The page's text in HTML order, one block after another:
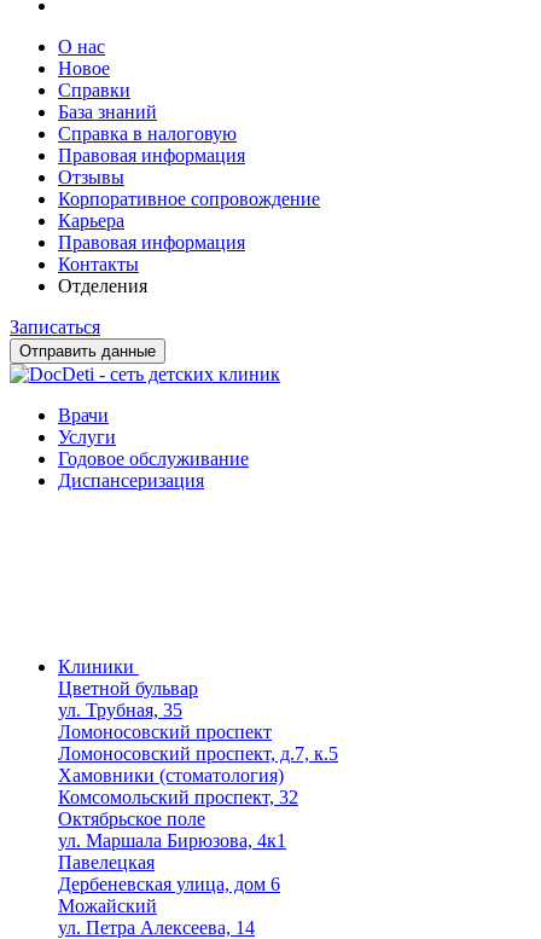
О нас
Новое
Справки
База знаний
Справка в налоговую
Правовая информация
Отзывы
Корпоративное сопровождение
Карьера
Правовая информация
Контакты
Отделения
Записаться
Отправить данные
Врачи
Услуги
Годовое обслуживание
Диспансеризация
Клиники
Цветной бульвар
ул. Трубная, 35
Ломоносовский проспект
Ломоносовский проспект, д.7, к.5
Хамовники (стоматология)
Комсомольский проспект, 32
Октябрьское поле
ул. Маршала Бирюзова, 4к1
Павелецкая
Дербеневская улица, дом 6
Можайский
ул. Петра Алексеева, 14